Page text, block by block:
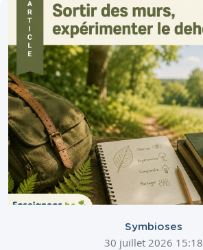
Symbioses
30 juillet 2026 15:18